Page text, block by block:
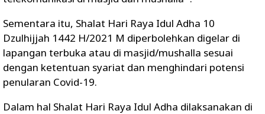
Sementara itu, Shalat Hari Raya Idul Adha 10
Dzulhijjah 1442 H/2021 M diperbolehkan digelar di
lapangan terbuka atau di masjid/mushalla sesuai
dengan ketentuan syariat dan menghindari potensi
penularan Covid-19.
Dalam hal Shalat Hari Raya Idul Adha dilaksanakan di